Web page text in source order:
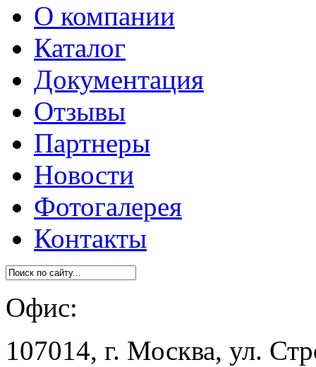
О компании
Каталог
Документация
Отзывы
Партнеры
Новости
Фотогалерея
Контакты
Офис:
107014, г. Москва, ул.